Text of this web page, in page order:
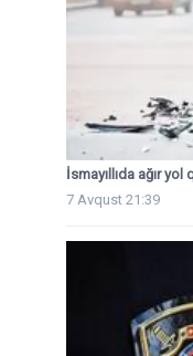
İsmayıllıda ağır
7 Avqust 21:39